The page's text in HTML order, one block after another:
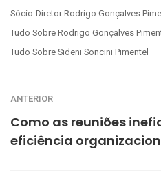
Sócio-Diretor Rodrigo Gonçalves
Tudo Sobre Rodrigo Gonçalves
Tudo Sobre Sideni Soncini Pimentel
ANTERIOR
Como as reuniões
eficiência